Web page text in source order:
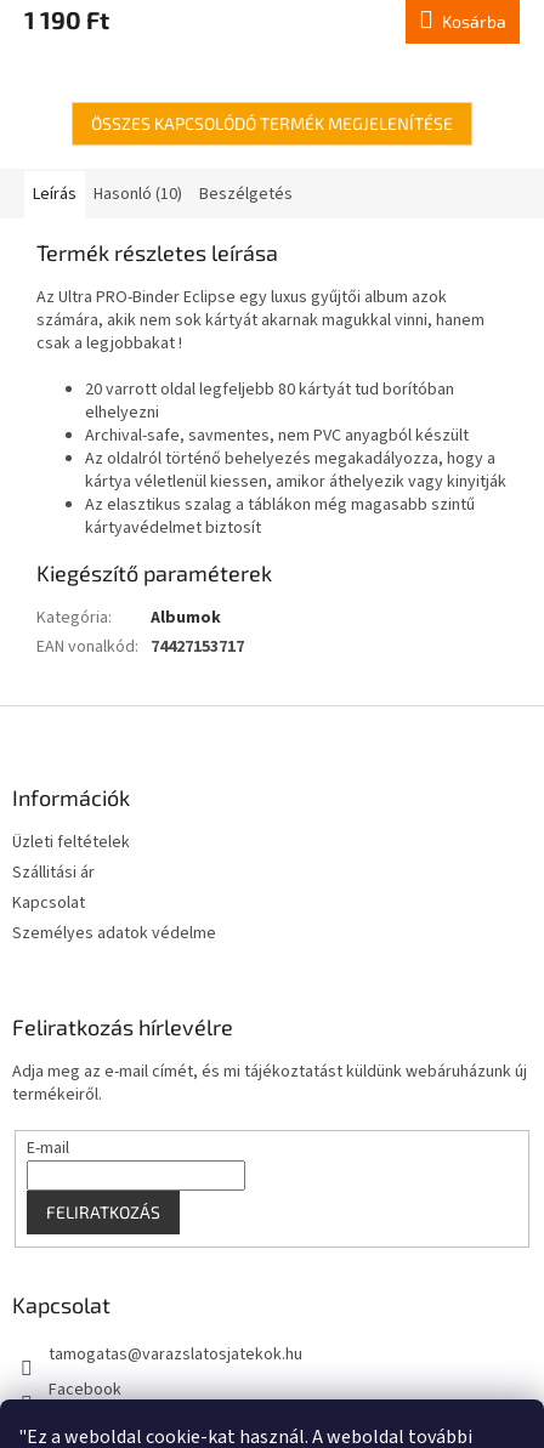
"Ez a weboldal cookie-kat használ. A weboldal további
1 190 Ft Kosárba
ÖSSZES KAPCSOLÓDÓ TERMÉK MEGJELENÍTÉSE
Leírás Hasonló (10) Beszélgetés
Termék részletes leírása
Az Ultra PRO-Binder Eclipse egy luxus gyűjtői album azok
számára, akik nem sok kártyát akarnak magukkal vinni, hanem
csak a legjobbakat !
20 varrott oldal legfeljebb 80 kártyát tud borítóban
elhelyezni
Archival-safe, savmentes, nem PVC anyagból készült
Az oldalról történő behelyezés megakadályozza, hogy a
kártya véletlenül kiessen, amikor áthelyezik vagy kinyitják
Az elasztikus szalag a táblákon még magasabb szintű
kártyavédelmet biztosít
Kiegészítő paraméterek
Kategória:
Albumok
EAN vonalkód: 74427153717
Információk
Üzleti feltételek
Szállitási ár
Kapcsolat
Személyes adatok védelme
Feliratkozás hírlevélre
Adja meg az e-mail címét, és mi tájékoztatást küldünk webáruházunk új
termékeiről.
E-mail
FELIRATKOZÁS
Kapcsolat
tamogatas@varazslatosjatekok.hu
Facebook
kouzelnehry